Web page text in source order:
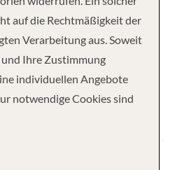
Kreuzfahrt
Arvia
Abfahrt
auf die Rechtmäßigkeit der
Verarbeitung aus. Soweit
und Ihre Zustimmung
individuellen Angebote
notwendige Cookies sind